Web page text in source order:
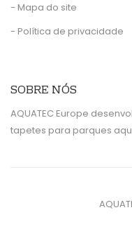
- Mapa do site
- Política de privacidade
SOBRE NÓS
AQUATEC Europe
tapetes para parques